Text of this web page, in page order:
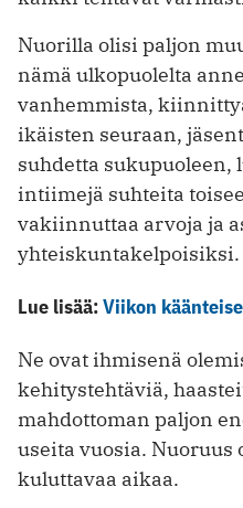
Nuorilla olisi paljon
nämä ulkopuolelta
vanhemmista,
ikäisten seuraan,
suhdetta sukupuoleen,
intiimejä suhteita
vakiinnuttaa arvoja ja
yhteiskuntakelpoisiksi.
Lue lisää:Viikon
Ne ovat ihmisenä
kehitystehtäviä,
mahdottoman paljon
useita vuosia. Nuoruus
kuluttavaa aikaa.